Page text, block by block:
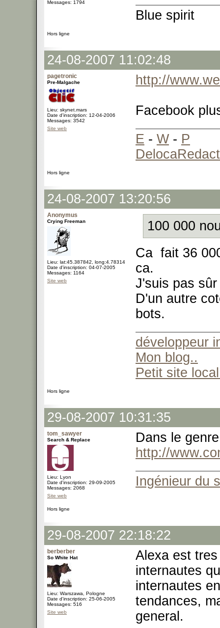
Messages: 1794
Blue spirit
Hors ligne
24-08-2007 11:02:48
pagetronic
Pre-Malgache
Lieu: skynet.mars
Date d'inscription: 12-04-2006
Messages: 3542
Site web
http://
Facebook
E - W- P
Hors ligne
24-08-2007 13:20:56
Anonymus
Crying Freeman
Lieu: lat:45.387842, long:4.78314
Date d'inscription: 04-07-2005
Messages: 1164
Site web
100 000
Ca fait 36
ca.
J'suis pas
D'un autre
bots.
développeur
Mon blog..
Petit site
Hors ligne
29-08-2007 10:31:35
tom_sawyer
Search & Replace
Lieu: Lyon
Date d'inscription: 29-09-2005
Messages: 2068
Site web
Dans le
http://
Ingénieur du
Hors ligne
29-08-2007 22:18:22
berberber
So White Hat
Lieu: Warszawa, Pologne
Date d'inscription: 25-06-2005
Messages: 516
Site web
Alexa est
internautes
internautes
tendances,
general.